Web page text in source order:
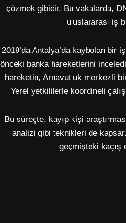
çözmek gibidir. Bu vakalarda,
uluslararası iş
2019’da Antalya’da kaybolan bir
önceki banka hareketlerini
hareketin, Arnavutluk merkezli
Yerel yetkililerle koordineli
Bu süreçte, kayıp kişi
analizi gibi teknikleri de
geçmişteki kaçış